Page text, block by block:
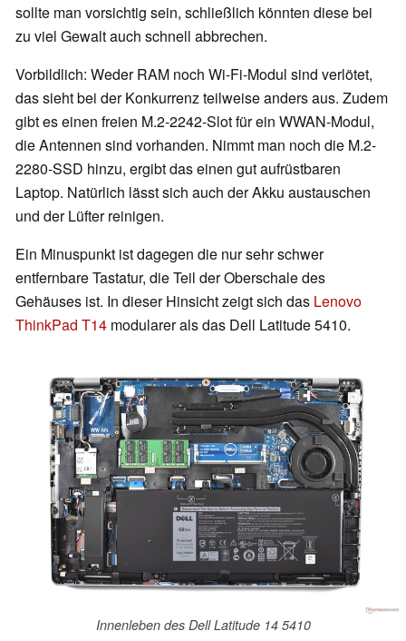
sollte man vorsichtig sein, schließlich könnten diese bei
zu viel Gewalt auch schnell abbrechen.
Vorbildlich: Weder RAM noch Wi-Fi-Modul sind verlötet,
das sieht bei der Konkurrenz teilweise anders aus. Zudem
gibt es einen freien M.2-2242-Slot für ein WWAN-Modul,
die Antennen sind vorhanden. Nimmt man noch die M.2-
2280-SSD hinzu, ergibt das einen gut aufrüstbaren
Laptop. Natürlich lässt sich auch der Akku austauschen
und der Lüfter reinigen.
Ein Minuspunkt ist dagegen die nur sehr schwer
entfernbare Tastatur, die Teil der Oberschale des
Gehäuses ist. In dieser Hinsicht zeigt sich das Lenovo
ThinkPad T14 modularer als das Dell Latitude 5410.
Innenleben des Dell Latitude 14 5410